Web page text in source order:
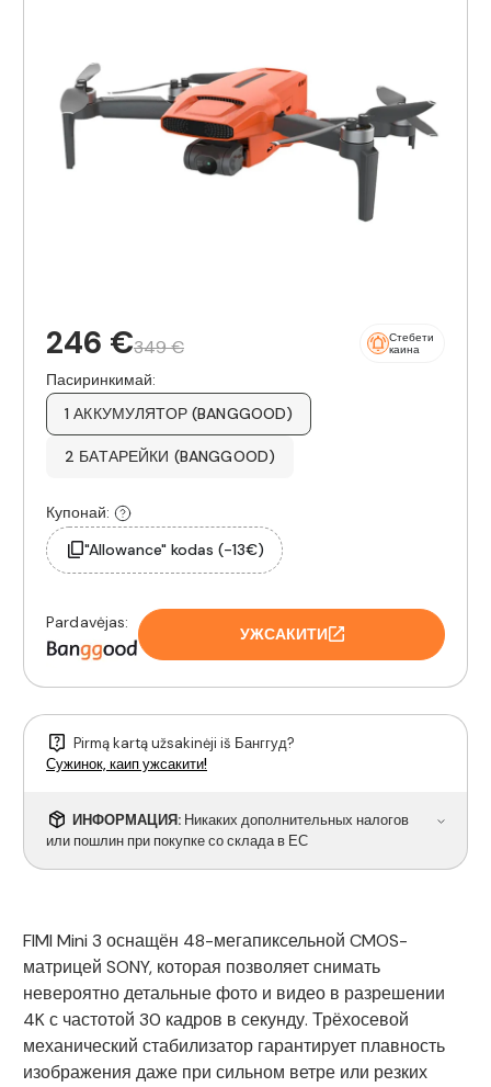
246 €349 €
Стебети
каина
Пасиринкимай:
1 АККУМУЛЯТОР (BANGGOOD)
2 БАТАРЕЙКИ (BANGGOOD)
Купонай:
"Allowance" kodas (-13€)
Pardavėjas:
УЖСАКИТИ
Pirmą kartą užsakinėji iš Банггуд?
Сужинок, каип ужсакити!
ИНФОРМАЦИЯ: Никаких дополнительных налогов
или пошлин при покупке со склада в ЕС
FIMI Mini 3 оснащён 48-мегапиксельной CMOS-
матрицей SONY, которая позволяет снимать
невероятно детальные фото и видео в разрешении
4K с частотой 30 кадров в секунду. Трёхосевой
механический стабилизатор гарантирует плавность
изображения даже при сильном ветре или резких